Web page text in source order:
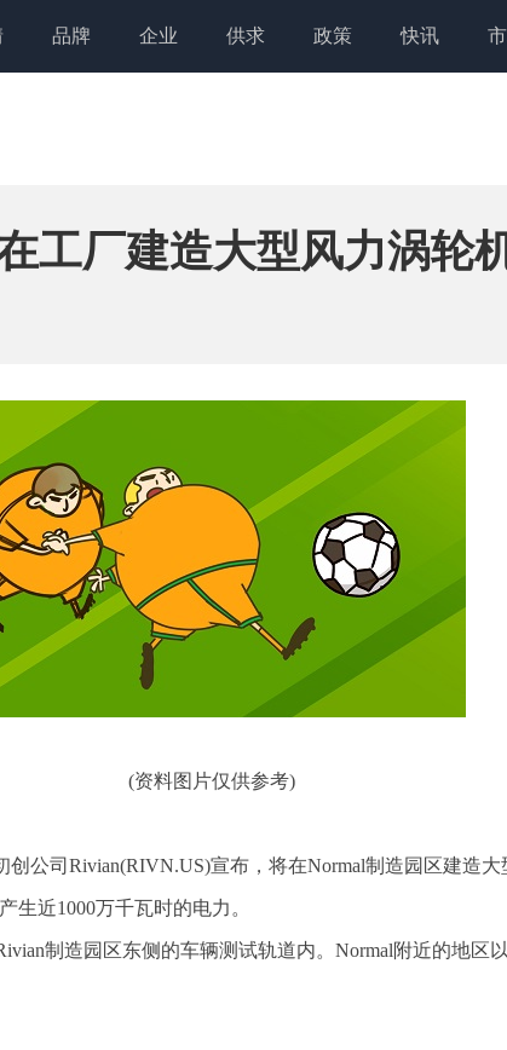
品牌 企业 供求 政策 快讯
工厂建造大型风力涡轮
(资料图片仅供参考)
创公司Rivian(RIVN.US)宣布，将在Normal制造园区建造
生近1000万千瓦时的电力。
制造园区东侧的车辆测试轨道内。Normal附近的地区